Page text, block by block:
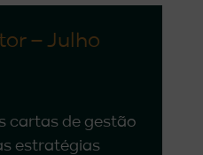
– Julho
cartas de gestão
estratégias